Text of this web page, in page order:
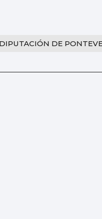
DIPUTACIÓN DE